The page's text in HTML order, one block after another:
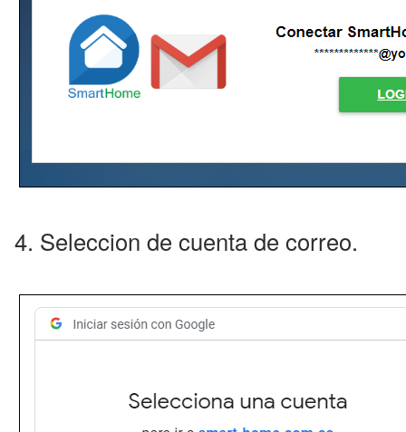
4. Seleccion de cuenta de correo.